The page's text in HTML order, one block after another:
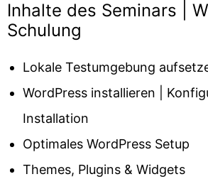
Inhalte des Seminars |
Schulung
Lokale Testumgebung
WordPress installieren |
Installation
Optimales WordPress Setup
Themes, Plugins & Widgets